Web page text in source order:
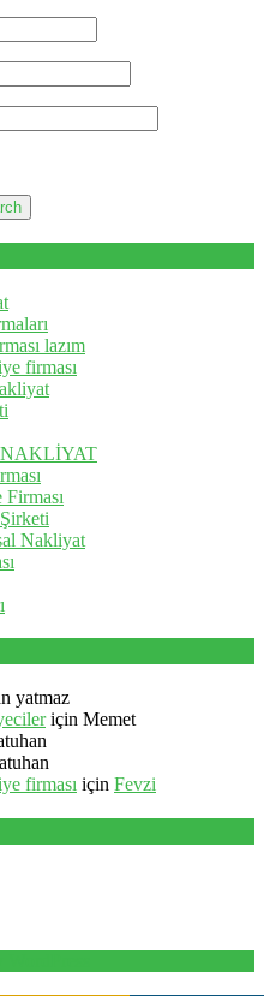
lazım
firması
Nakliyat
yatmaz
için Memet
firması için Fevzi